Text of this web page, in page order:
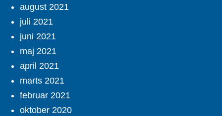
august 2021
juli 2021
juni 2021
maj 2021
april 2021
marts 2021
februar 2021
oktober 2020